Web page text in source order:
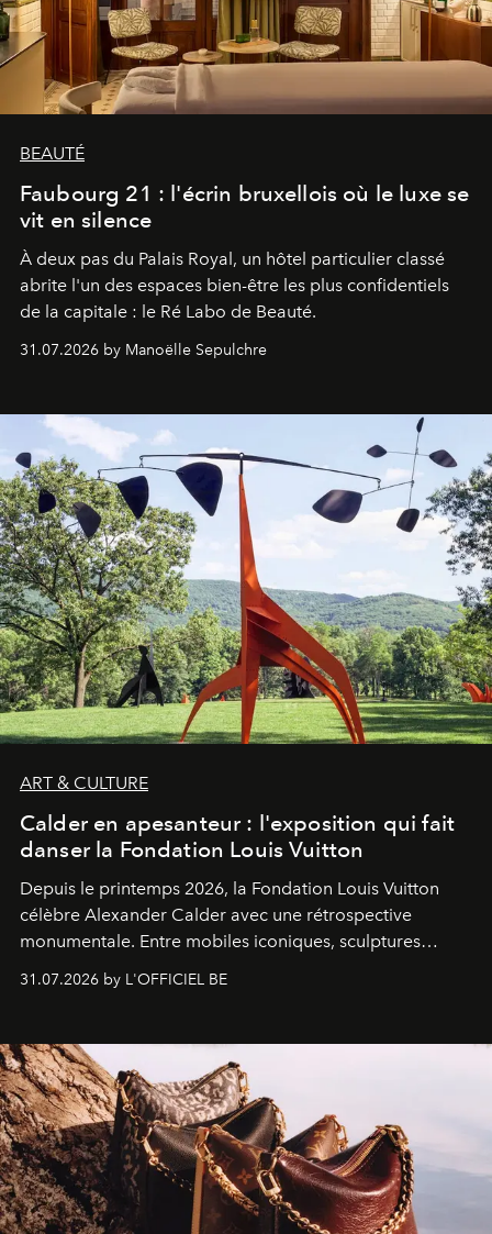
BEAUTÉ
Faubourg 21 : l'écrin bruxellois où le luxe se
vit en silence
À deux pas du Palais Royal, un hôtel particulier classé
abrite l'un des espaces bien-être les plus confidentiels
de la capitale : le Ré Labo de Beauté.
31.07.2026 by Manoëlle Sepulchre
ART & CULTURE
Calder en apesanteur : l'exposition qui fait
danser la Fondation Louis Vuitton
Depuis le printemps 2026, la Fondation Louis Vuitton
célèbre Alexander Calder avec une rétrospective
monumentale. Entre mobiles iconiques, sculptures
monumentales et poésie du mouvement, l'artiste
américain investit les espaces imaginés par Frank Gehry
sculpture.
31.07.2026 by L'OFFICIEL BE